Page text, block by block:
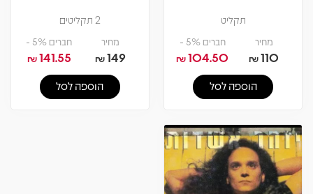
תקליט
מחיר
110
₪
חברים 5% -
104.50
₪
הוספה לסל
2 תקליטים
מחיר
149
₪
חברים 5% -
141.55
₪
הוספה לסל